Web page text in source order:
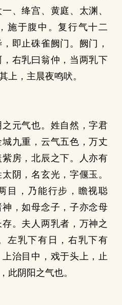
、绛宫、黄庭、太渊、
施于腹中。复行气十二
即止硃雀阙门。阙门，
右乳曰翁仲，当两乳下
上，主晨夜鸣吠。
元气也。姓自然，字君
九重，云气五色，万丈
房，北辰之下。人亦有
阴，名玄光，字偃玉。
目，乃能行步，瞻视聪
，如母念子，子亦念母
。夫人两乳者，万神之
左乳下有日，右乳下有
治目中，戏于头上，止
此阴阳之气也。